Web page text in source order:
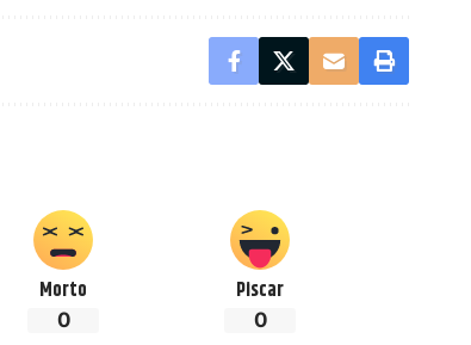
Morto
0
Piscar
0